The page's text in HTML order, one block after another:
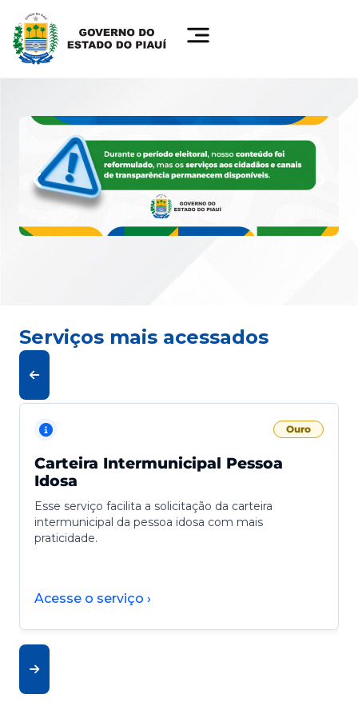
Serviços mais acessados
Ouro
Carteira Intermunicipal Pessoa
Idosa
Esse serviço facilita a solicitação da carteira
intermunicipal da pessoa idosa com mais
praticidade.
Acesse o serviço ›